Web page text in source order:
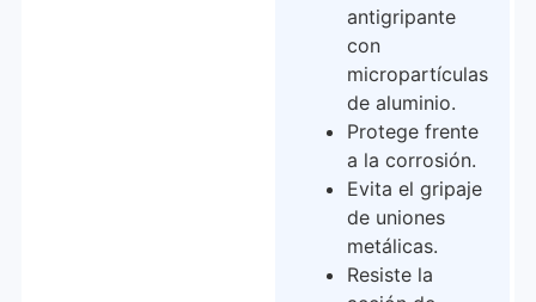
antigripante
con
micropartículas
de aluminio.
Protege frente
a la corrosión.
Evita el gripaje
de uniones
metálicas.
Resiste la